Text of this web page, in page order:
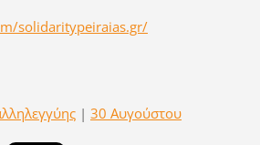
solidaritypeiraias.gr/
| 30 Αυγούστου